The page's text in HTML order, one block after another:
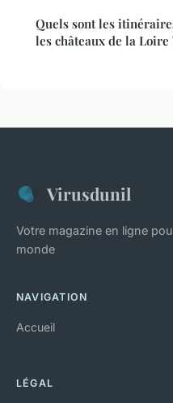
Quels sont les
les châteaux de la Loire
Virusdunil
Votre magazine en ligne
monde
NAVIGATION
Accueil
LÉGAL